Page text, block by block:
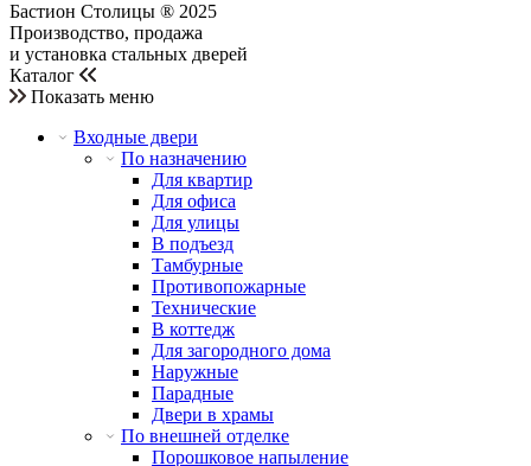
Бастион Столицы ® 2025
Производство, продажа
и установка стальных дверей
Каталог
Показать меню
Входные двери
По назначению
Для квартир
Для офиса
Для улицы
В подъезд
Тамбурные
Противопожарные
Технические
В коттедж
Для загородного дома
Наружные
Парадные
Двери в храмы
По внешней отделке
Порошковое напыление